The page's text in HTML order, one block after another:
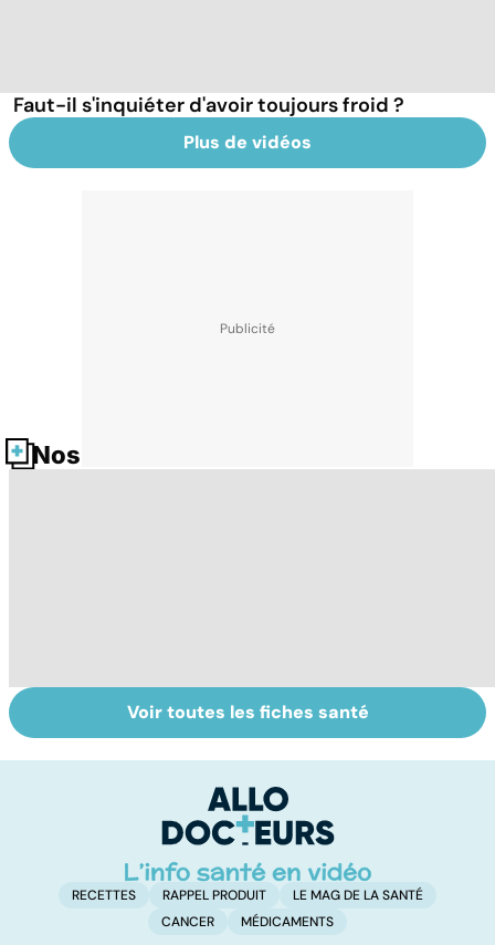
Faut-il s'inquiéter d'avoir toujours froid ?
Plus de vidéos
Nos fiches santé
Glande thyroïde :
le gendarme de
Faire du sport à
domicile, c'est
Voir toutes les fiches santé
RECETTES RAPPEL PRODUIT
LE MAG DE LA SANTÉ
CANCER
MÉDICAMENTS